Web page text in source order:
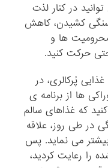
در کنار لذت
کشیدن، کاهش
ها و
حرکت کنید.
پُرکالری، در
ها از برنامه ی
که غذاهای سالم
در طی روز، علاقه
می نماید. پس
را رعایت کردید،